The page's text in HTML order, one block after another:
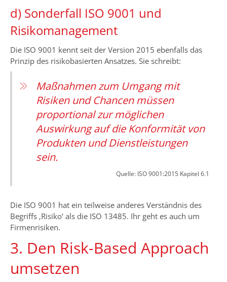
d) Sonderfall ISO 9001 und
Risikomanagement
Die ISO 9001 kennt seit der Version 2015 ebenfalls das
Prinzip des risikobasierten Ansatzes. Sie schreibt:
Maßnahmen zum Umgang mit
Risiken und Chancen müssen
proportional zur möglichen
Auswirkung auf die Konformität von
Produkten und Dienstleistungen
sein.
Quelle: ISO 9001:2015 Kapitel 6.1
Die ISO 9001 hat ein teilweise anderes Verständnis des
Begriffs ‚Risiko‘ als die ISO 13485. Ihr geht es auch um
Firmenrisiken.
3. Den Risk-Based Approach
umsetzen